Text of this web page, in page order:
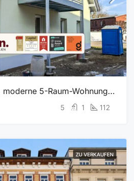
Wohnen im Grünen: moderne 5-Raum-Wohnung mit Balkon | Garten | Fußbodenheizung | Garage
5 1 112
ZU VERKAUFEN